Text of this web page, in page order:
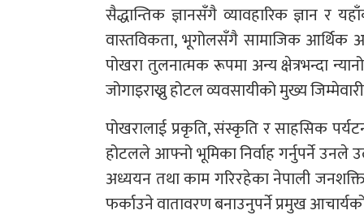
सैद्धान्तिक ज्ञानसँगै व्यावहारिक ज्ञान र
वास्तविकता, भूगोलसँगै सामाजिक आर्थिक
पोखरा तुलनात्मक रूपमा अन्य क्षेत्रभन्दा
जोगाइराख्नु होटल व्यवसायीको मुख्य
पोखरालाई प्रकृति, संस्कृति र साहसिक
होटलले आफ्नो भूमिका निर्वाह गर्नुपर्ने उनले
अध्ययन तथा काम गरिरहेका नेपाली
फर्काउने वातावरण बनाउनुपर्ने प्रमुख